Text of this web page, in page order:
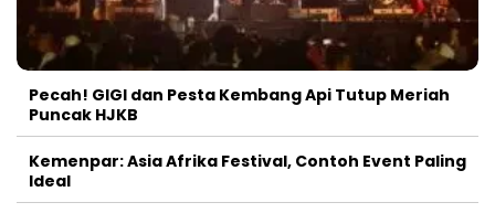
Pecah! GIGI dan Pesta Kembang Api Tutup Meriah
Puncak HJKB
Kemenpar: Asia Afrika Festival, Contoh Event Paling
Ideal